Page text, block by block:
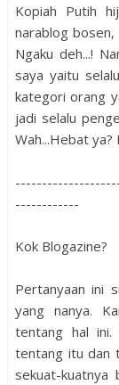
Kopiah Putih
narablog
Ngaku deh...!
saya yaitu
kategori orang
jadi selalu
Wah...Hebat ya?
------------
Kok Blogazine?
Pertanyaan ini
yang nanya.
tentang hal ini.
tentang itu dan
sekuat-